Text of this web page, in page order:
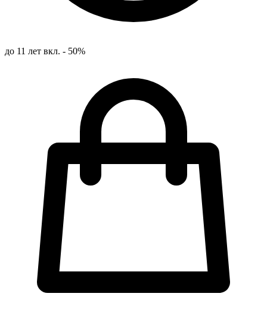
до 11 лет вкл. - 50%